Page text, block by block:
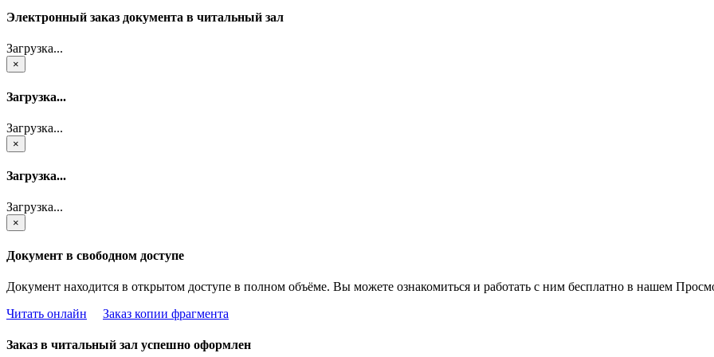
Электронный заказ документа в читальный зал
Загрузка...
×
Загрузка...
Загрузка...
×
Загрузка...
Загрузка...
×
Документ в свободном доступе
Документ находится в открытом доступе в полном объёме. Вы можете ознакомиться и работать с ним бесплатно в нашем
Читать онлайн
Заказ копии фрагмента
Заказ в читальный зал успешно оформлен